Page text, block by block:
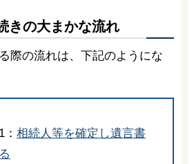
きの大まかな流れ
際の流れは、下記のようにな
相続人等を確定し遺言書